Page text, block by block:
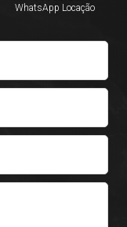
WhatsApp Locação